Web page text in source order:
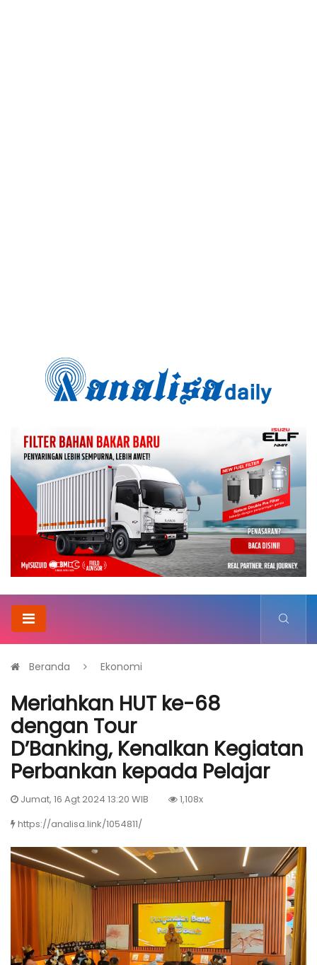
Beranda Ekonomi
Meriahkan HUT ke-68
dengan Tour
D’Banking, Kenalkan Kegiatan
Perbankan kepada Pelajar
Jumat, 16 Agt 2024 13:20 WIB
1,108x
https://analisa.link/1054811/